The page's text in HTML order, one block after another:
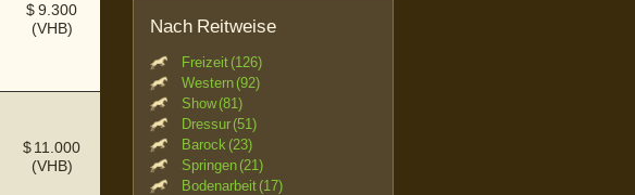
$9.300
(VHB)
$ 11.000
(VHB)
Nach Reitweise
Freizeit (126)
Western (92)
Show (81)
Dressur (51)
Barock (23)
Springen (21)
Bodenarbeit (17)